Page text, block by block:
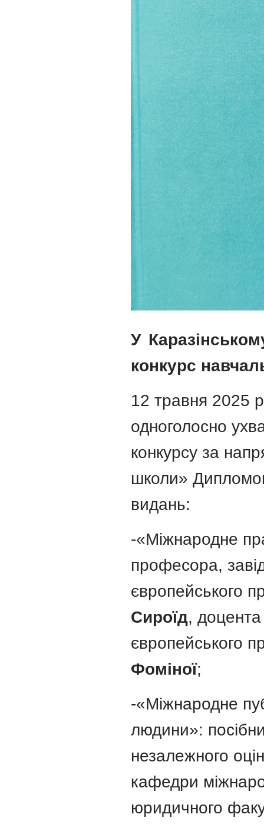
У
конкурс
12 травня 2025
одноголосно
конкурсу за
школи»
видань:
-«Міжнародне
професора,
європейського
Сироїд,
європейського
Фоміної;
-«Міжнародне
людини»:
незалежного
кафедри
юридичного